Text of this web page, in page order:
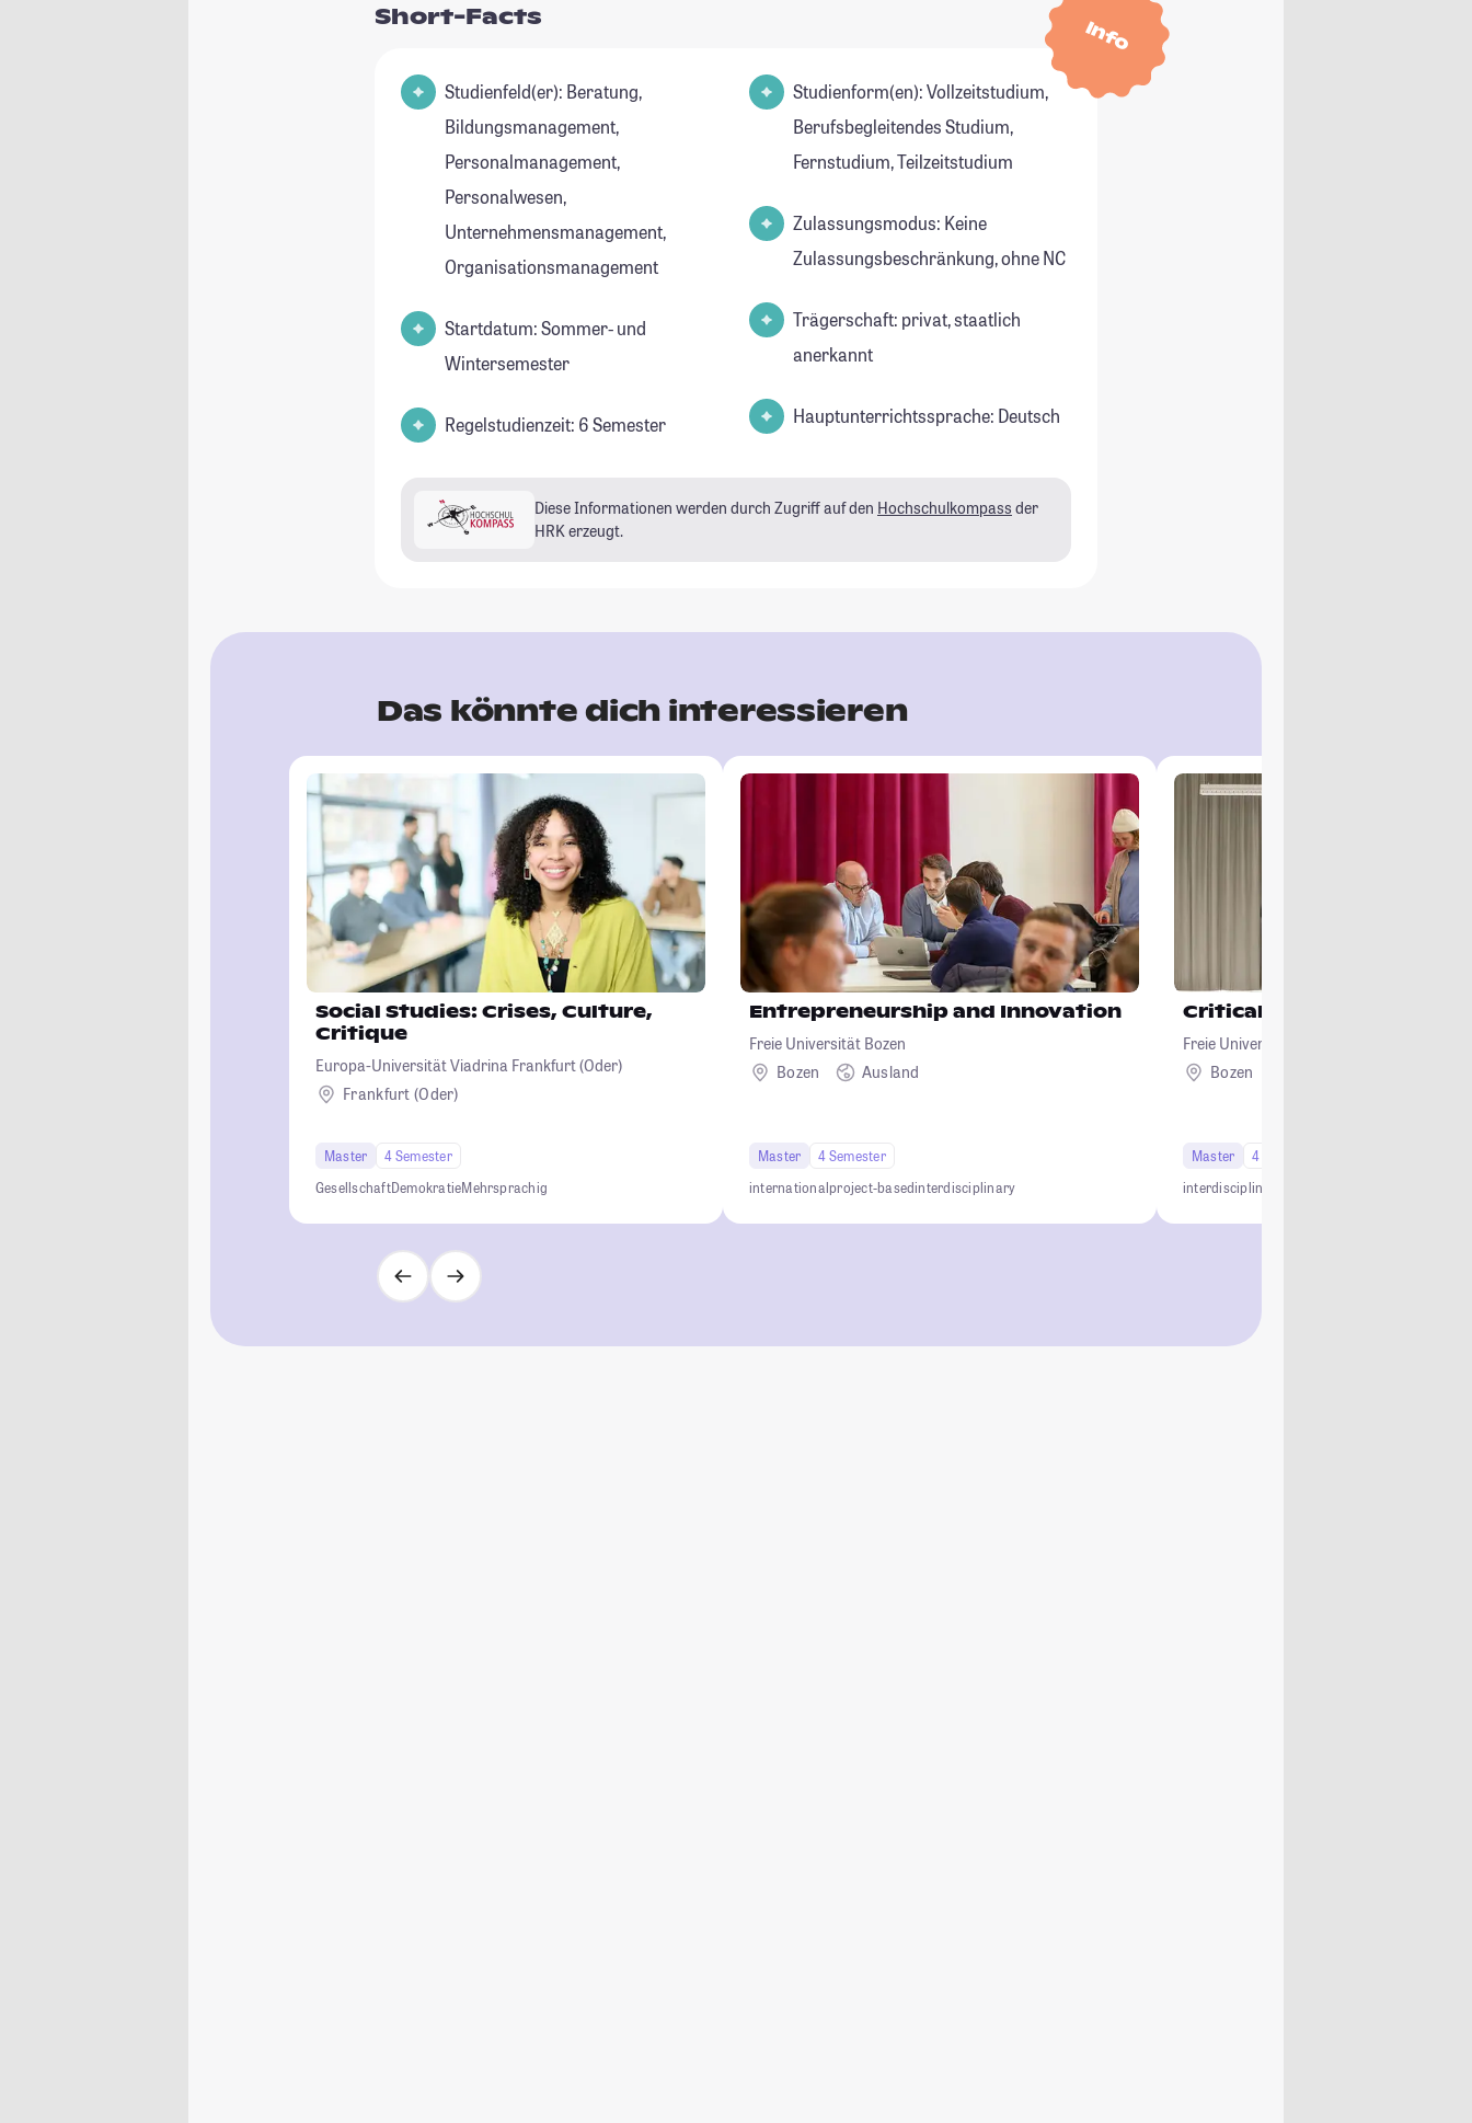
Info
Short-Facts
Studienfeld(er): Beratung,
Bildungsmanagement,
Personalmanagement,
Personalwesen,
Unternehmensmanagement,
Organisationsmanagement
Startdatum: Sommer- und
Wintersemester
Regelstudienzeit: 6 Semester
Studienform(en): Vollzeitstudium,
Berufsbegleitendes Studium,
Fernstudium, Teilzeitstudium
Zulassungsmodus: Keine
Zulassungsbeschränkung, ohne NC
Trägerschaft: privat, staatlich
anerkannt
Hauptunterrichtssprache: Deutsch
Diese Informationen werden durch Zugriff auf den Hochschulkompass der
HRK erzeugt.
Das könnte dich interessieren
Social Studies: Crises, Culture,
Critique
Europa-Universität Viadrina Frankfurt (Oder)
Frankfurt (Oder)
Master
4 Semester
GesellschaftDemokratieMehrsprachig
Entrepreneurship and Innovation
Freie Universität Bozen
Bozen
Ausland
Master
4 Semester
internationalproject-basedinterdisciplinary
Critical Creative Practices
Freie Universität Bozen
Bozen
Master
4 Semester
interdisciplinary